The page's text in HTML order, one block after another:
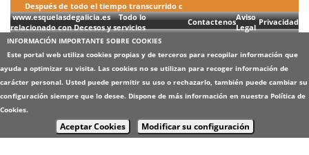
Después de todo el tiempo transcurrido c
www.esquelasdegalicia.es Todo lo
relacionado con Decesos y servicios
ContactenosAviso
Legal
Privacidad
INFORMACIÓN IMPORTANTE SOBRE COOKIES
Este portal web utiliza cookies propias y de terceros para recopilar información que
ayuda a optimizar su visita. Las cookies no se utilizan para recoger información de
carácter personal. Usted puede permitir su uso o rechazarlo, también puede cambiar su
configuración siempre que lo desee. Dispone de más información en nuestra Política de
Cookies.